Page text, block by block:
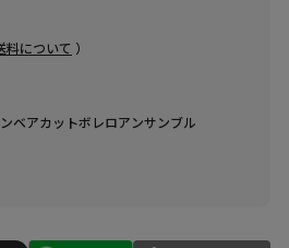
料について ）
ベアカットボレロアンサンブル